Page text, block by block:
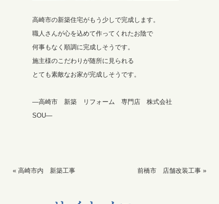
高崎市の新築住宅がもう少しで完成します。
職人さんが心を込めて作ってくれたお陰で
何事もなく順調に完成しそうです。
施主様のこだわりが随所に見られる
とても素敵なお家が完成しそうです。
—高崎市 新築 リフォーム 専門店 株式会社
SOU—
«高崎市内 新築工事 前橋市 店舗改装工事»